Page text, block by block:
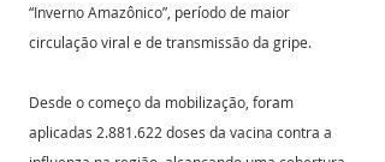
“Inverno Amazônico”, período de maior
circulação viral e de transmissão da gripe.
Desde o começo da mobilização, foram
aplicadas 2.881.622 doses da vacina contra a